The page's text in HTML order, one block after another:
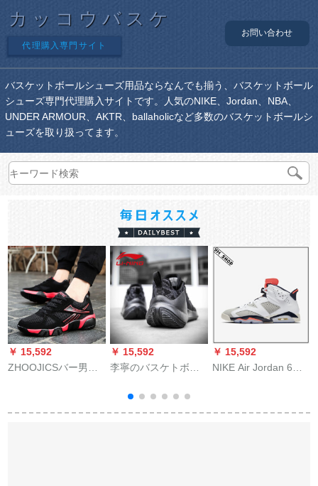
カッコウバスケ
代理購入専門サイト
お問い合わせ
バスケットボールシューズ用品ならなんでも揃う、バスケットボール
シューズ専門代理購入サイトです。人気のNIKE、Jordan、NBA、
UNDER ARMOUR、AKTR、ballaholicなど多数のバスケットボールシ
ューズを取り扱ってます。
￥ 15,592
ZHOOJICSバー男子
ています。ネコテー
￥ 15,592
李寧のバスケトボア
の道の7悟道の音速の
変化の夜に非攻撃の
￥ 15,592
NIKE Air Jordan 6
36